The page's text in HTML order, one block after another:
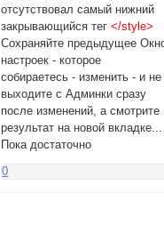
width: auto
background-
background-
background-
background-
background-
-moz-border-
border-radius:
khtml-border-
отсутствовал самый нижний
закрывающийся тег</style>
Сохраняйте предыдущее
настроек - которое
собираетесь - изменить - и не
выходите с Админки сразу
после изменений, а смотрите
результат на новой вкладке...
Пока достаточно
0